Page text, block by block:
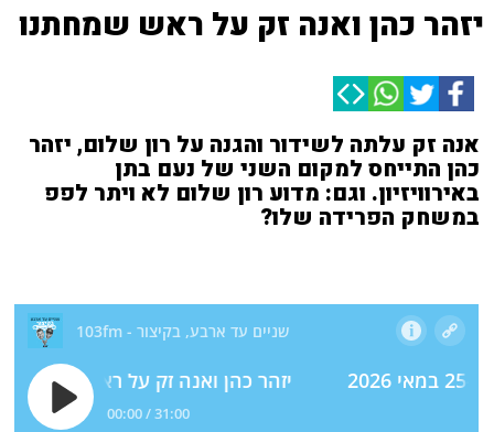
יזהר כהן ואנה זק על ראש שמחתנו
אנה זק עלתה לשידור והגנה על רון שלום, יזהר
כהן התייחס למקום השני של נעם בתן
באירוויזיון. וגם: מדוע רון שלום לא ויתר לפפ
במשחק הפרידה שלו?